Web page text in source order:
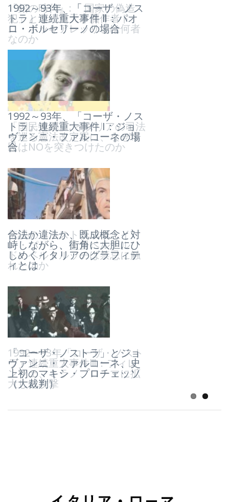
『鉛の時代』:「 国家の偽造
犯」となった天才贋作者ト
ニ・キッキアレッリとは何者
なのか
「国民投票」: イタリアの司法
を巡る憲法改定案に、なぜ市
民はNOを突きつけたのか
伝説の「ラストタンゴ・イ
ン・パリ」、監督ベルナル
ド・ベルトルッチは禁忌に触
れたのか
1992〜93年「コーザ・ノスト
ラ」連続重大事件Ⅲ：フィレ
ンツェ、ミラノ、ローマに拡
大した攻撃
1992～93年、「コーザ・ノス
トラ」連続重大事件 Ⅱ：パオ
ロ・ボルセリーノの場合
1992～93年、「コーザ・ノス
トラ」連続重大事件 I：ジョ
ヴァンニ・ファルコーネの場
合
合法か違法か、既成概念と対
峙しながら、街角に大胆にひ
しめくイタリアのグラフィテ
ィとは
「コーザ・ノストラ」とジョ
ヴァンニ・ファルコーネ、史
上初のマキシ・プロチェッソ
（大裁判）